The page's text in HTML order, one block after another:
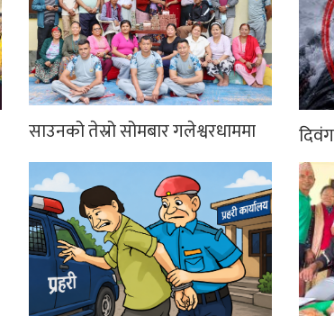
साउनको तेस्रो सोमबार गलेश्वरधाममा